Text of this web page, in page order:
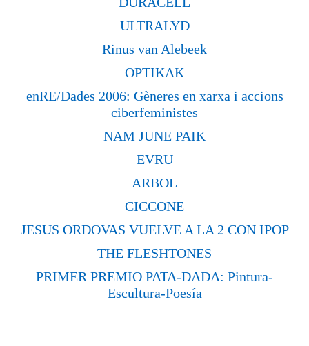
ULTRALYD
Rinus van Alebeek
OPTIKAK
enRE/Dades 2006: Gèneres en xarxa i accions
ciberfeministes
NAM JUNE PAIK
EVRU
ARBOL
CICCONE
JESUS ORDOVAS VUELVE A LA 2 CON IPOP
THE FLESHTONES
PRIMER PREMIO PATA-DADA: Pintura-
Escultura-Poesía